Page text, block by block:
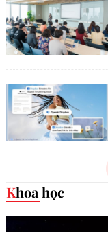
Khoa học